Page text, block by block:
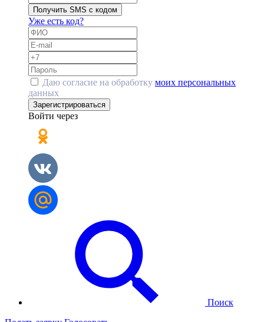
Получить SMS с кодом
Уже есть код?
Даю согласие на обработку моих персональных
данных
Зарегистрироваться
Войти через
Поиск